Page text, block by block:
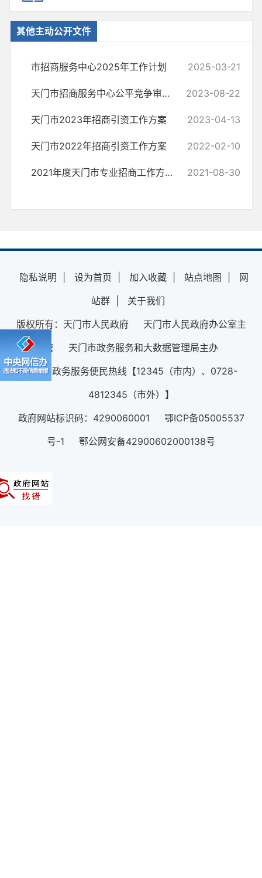
其他主动公开文件
市招商服务中心2025年工作计划 2025-03-21
天门市招商服务中心公平竞争审查定期评估工作报告 2023-08-22
天门市2023年招商引资工作方案 2023-04-13
天门市2022年招商引资工作方案 2022-02-10
2021年度天门市专业招商工作方案（试行） 2021-08-30
隐私说明 设为首页 加入收藏 站点地图
网
站群
关于我们
版权所有：天门市人民政府 天门市人民政府办公室主
管 天门市政务服务和大数据管理局主办
12345政务服务便民热线【12345（市内）、0728-
4812345（市外）】
政府网站标识码：4290060001 鄂ICP备05005537
号-1 鄂公网安备42900602000138号